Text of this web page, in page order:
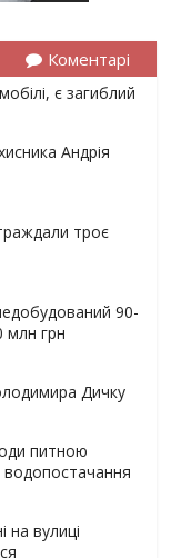
Коментарі
є загиблий
Андрія
троє
90-
млн грн
Дичку
питною
водопостачання
на вулиці